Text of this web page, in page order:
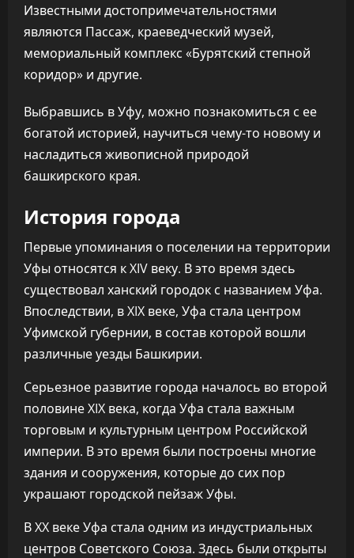
Известными достопримечательностями
являются Пассаж, краеведческий музей,
мемориальный комплекс «Бурятский степной
коридор» и другие.
Выбравшись в Уфу, можно познакомиться с ее
богатой историей, научиться чему-то новому и
насладиться живописной природой
башкирского края.
История города
Первые упоминания о поселении на территории
Уфы относятся к XIV веку. В это время здесь
существовал ханский городок с названием Уфа.
Впоследствии, в XIX веке, Уфа стала центром
Уфимской губернии, в состав которой вошли
различные уезды Башкирии.
Серьезное развитие города началось во второй
половине XIX века, когда Уфа стала важным
торговым и культурным центром Российской
империи. В это время были построены многие
здания и сооружения, которые до сих пор
украшают городской пейзаж Уфы.
В XX веке Уфа стала одним из индустриальных
центров Советского Союза. Здесь были открыты